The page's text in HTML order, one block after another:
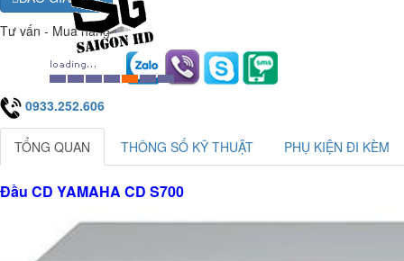
Tư vấn - Mua hàng
0933.252.606
TỔNG QUAN THÔNG SỐ KỸ THUẬT PHỤ KIỆN ĐI KÈM
Đầu CD YAMAHA CD S700